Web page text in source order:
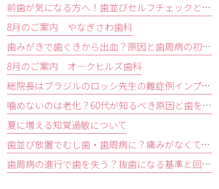
前歯が気になる方へ！歯並びセルフチェックと治療が必要な目安
8月のご案内 やなぎさわ歯科
歯みがきで歯ぐきから出血？原因と歯周病の初期症状・受診目安を解説
8月のご案内 オ―クヒルズ歯科
総院長はブラジルのロッシ先生の難症例インプラントオペ研修会に参加しました。
噛めないのは老化？60代が知るべき原因と歯を残す精密治療
夏に増える知覚過敏について
歯並び放置でむし歯・歯周病に？痛みがなくても受診すべきサイン
歯周病の進行で歯を失う？抜歯になる基準と回避する3つの予防法